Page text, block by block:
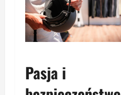
Pasja i